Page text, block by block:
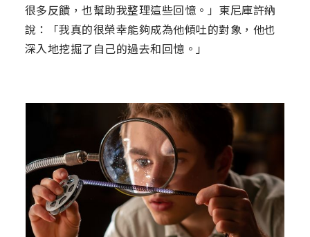
很多反饋，也幫助我整理這些回憶。」東尼庫許納
說：「我真的很榮幸能夠成為他傾吐的對象，他也
深入地挖掘了自己的過去和回憶。」